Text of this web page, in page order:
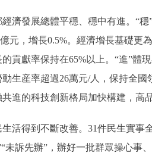
ENGLISH
ESPAÑOL
展總體平穩、穩中有進。“穩”
元，增長0.5%。經濟增長基礎更
貢獻率保持在65%以上。“進”體
生産率超過26萬元/人，保持全
進的科技創新格局加快構建，高
到不斷改善。31件民生實事全
未訴先辦”，辦好一批群眾操心事